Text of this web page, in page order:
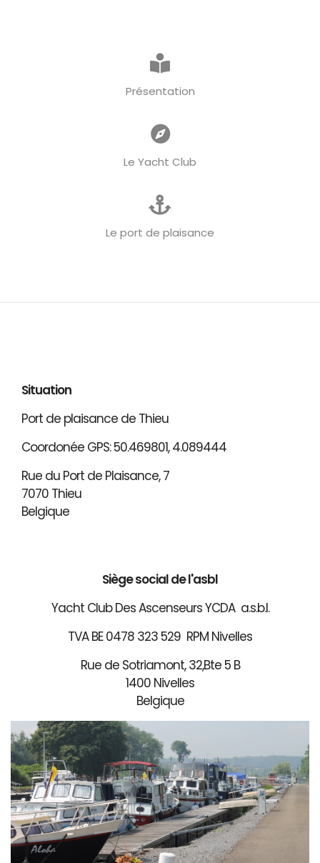
Présentation
Le Yacht Club
Le port de plaisance
Situation
Port de plaisance de Thieu
Coordonée GPS: 50.469801, 4.089444
Rue du Port de Plaisance, 7
7070 Thieu
Belgique
Siège social de l'asbl
Yacht Club Des Ascenseurs YCDA a.s.b.l.
TVA BE 0478 323 529 RPM Nivelles
Rue de Sotriamont, 32,Bte 5 B
1400 Nivelles
Belgique